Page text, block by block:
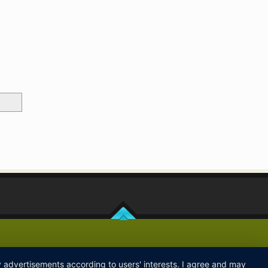
according to users' interests. I agree and may